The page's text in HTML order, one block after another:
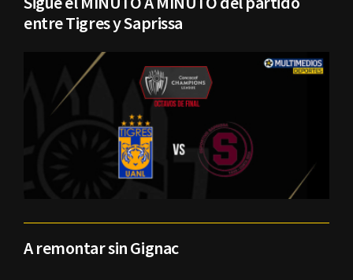
entre Tigres y Saprissa
A remontar sin Gignac